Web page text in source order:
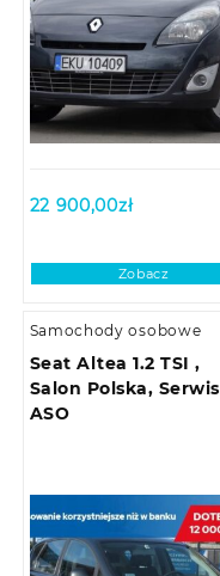
22 900,00zł
Zobacz
Samochody osobowe
Seat Altea 1.2 TSI ,
Salon Polska, Serwis
ASO